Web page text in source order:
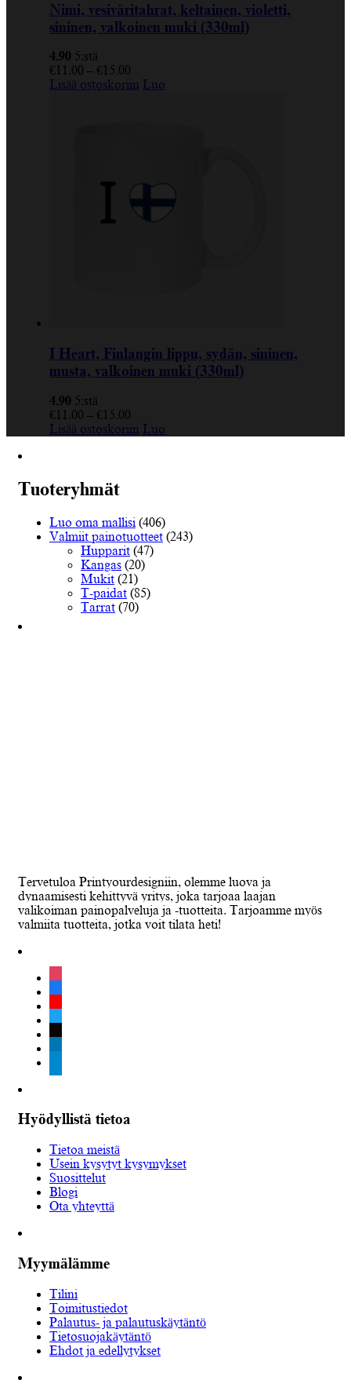
Nimi, vesiväritahrat, keltainen, violetti,
sininen, valkoinen muki (330ml)
4.90 5:stä
€11.00 – €15.00
Lisää ostoskoriin Luo
I Heart, Finlangin lippu, sydän, sininen,
musta, valkoinen muki (330ml)
4.90 5:stä
€11.00 – €15.00
Lisää ostoskoriin Luo
Tuoteryhmät
Luo oma mallisi (406)
Valmiit painotuotteet (243)
Hupparit (47)
Kangas (20)
Mukit (21)
T-paidat (85)
Tarrat (70)
Tervetuloa Printyourdesigniin, olemme luova ja
dynaamisesti kehittyvä yritys, joka tarjoaa laajan
valikoiman painopalveluja ja -tuotteita. Tarjoamme myös
valmiita tuotteita, jotka voit tilata heti!
instagram
facebook
youtube
twitter
tiktok
Hyödyllistä tietoa
Tietoa meistä
Usein kysytyt kysymykset
Suosittelut
Blogi
Ota yhteyttä
Myymälämme
Tilini
Toimitustiedot
Palautus- ja palautuskäytäntö
Tietosuojakäytäntö
Ehdot ja edellytykset